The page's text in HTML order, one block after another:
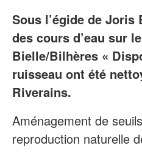
Sous l’égide de
des cours d’eau sur
Bielle/Bilhères «
ruisseau ont été
Riverains.
Aménagement de
reproduction naturelle